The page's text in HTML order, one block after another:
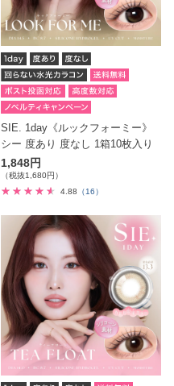
SIE. 1day《ルックフォーミー》
シー 度あり 度なし 1箱10枚入り
1,848円
（税抜1,680円）
4.88
（16）